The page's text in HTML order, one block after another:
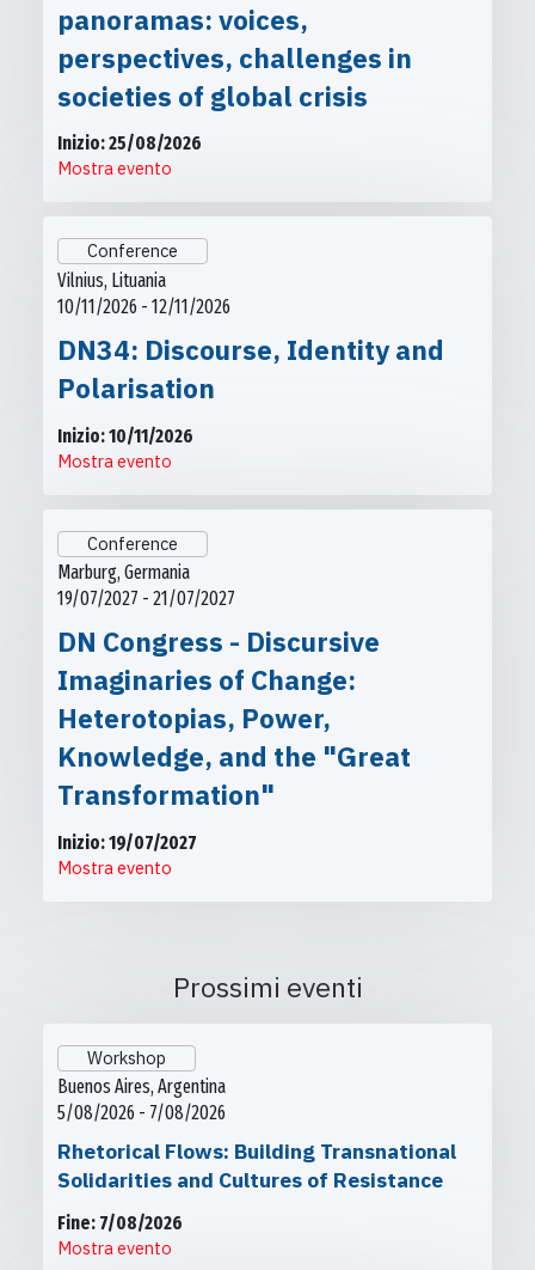
panoramas: voices,
perspectives, challenges in
societies of global crisis
Inizio: 25/08/2026
Mostra evento
Conference
Vilnius, Lituania
10/11/2026 - 12/11/2026
DN34: Discourse, Identity and
Polarisation
Inizio: 10/11/2026
Mostra evento
Conference
Marburg, Germania
19/07/2027 - 21/07/2027
DN Congress - Discursive
Imaginaries of Change:
Heterotopias, Power,
Knowledge, and the "Great
Transformation"
Inizio: 19/07/2027
Mostra evento
Prossimi eventi
Workshop
Buenos Aires, Argentina
5/08/2026 - 7/08/2026
Rhetorical Flows: Building Transnational
Solidarities and Cultures of Resistance
Fine: 7/08/2026
Mostra evento